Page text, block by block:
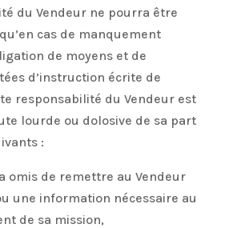
du Vendeur ne pourra être
cas de manquement
de moyens et de
d’instruction écrite de
responsabilité du Vendeur est
lourde ou dolosive de sa part
:
omis de remettre au Vendeur
une information nécessaire au
de sa mission,